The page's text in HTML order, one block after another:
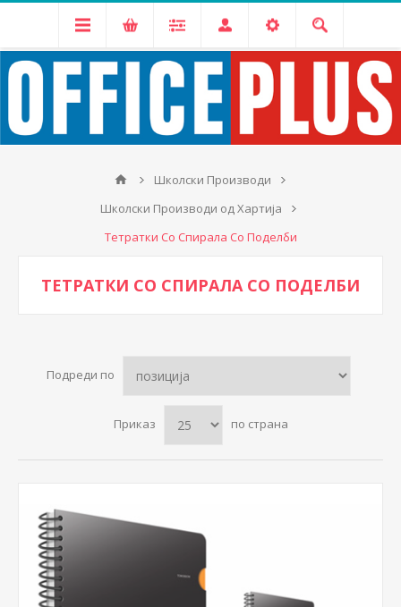
Школски Производи
Школски Производи од Хартија
Тетратки Со Спирала Со Поделби
ТЕТРАТКИ СО СПИРАЛА СО ПОДЕЛБИ
Подреди по
Приказ по страна